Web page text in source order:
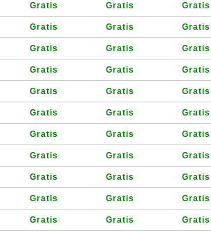
Gratis Gratis Gratis
Gratis Gratis Gratis
Gratis Gratis Gratis
Gratis Gratis Gratis
Gratis Gratis Gratis
Gratis Gratis Gratis
Gratis Gratis Gratis
Gratis Gratis Gratis
Gratis Gratis Gratis
Gratis Gratis Gratis
Gratis Gratis Gratis